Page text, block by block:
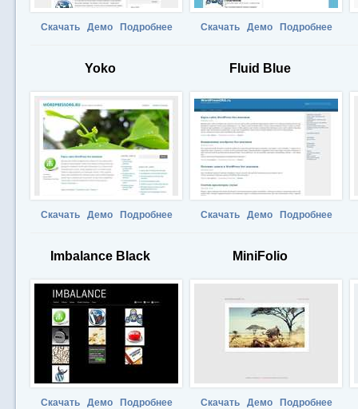
Скачать Демо Подробнее Скачать Демо Подробнее
Yoko
Скачать Демо Подробнее
Fluid Blue
Скачать Демо Подробнее
Imbalance Black
Скачать Демо Подробнее
MiniFolio
Скачать Демо Подробнее